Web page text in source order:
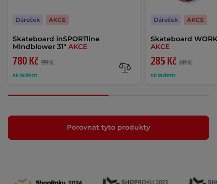
Skateboard inSPORTline
Mindblower 31" AKCE
780 Kč 999 Kč
skladem
Dáreček AKCE
Skateboard
AKCE
285 Kč 649 Kč
skladem
Dáreček AKCE
Porovnat tyto produkty